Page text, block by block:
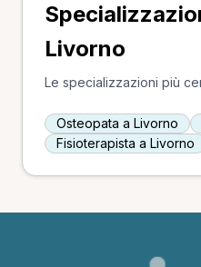
Livorno
Le specializzazioni più
Osteopata a Livorno
Fisioterapista a Livorno